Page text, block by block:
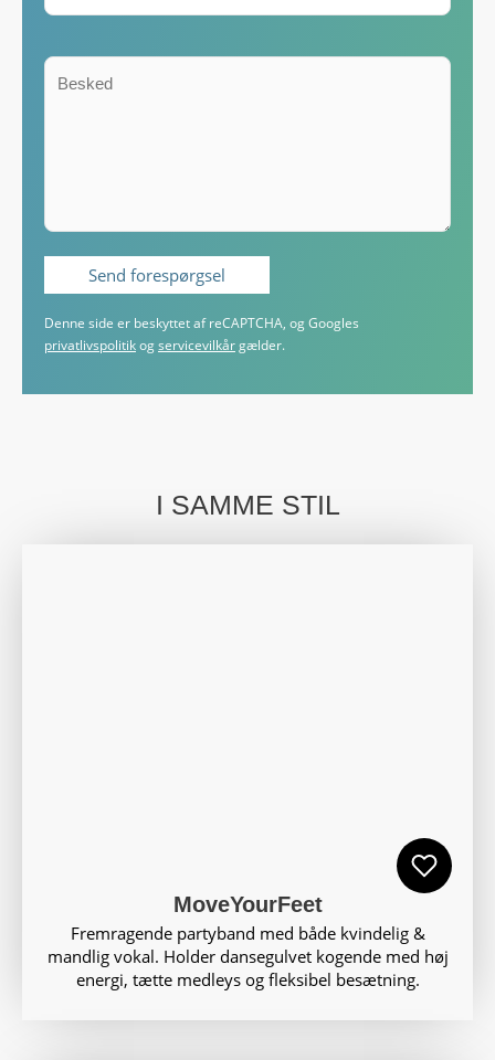
Denne side er beskyttet af reCAPTCHA, og Googles
privatlivspolitik og servicevilkår gælder.
I SAMME STIL
MoveYourFeet
Fremragende partyband med både kvindelig &
mandlig vokal. Holder dansegulvet kogende med høj
energi, tætte medleys og fleksibel besætning.